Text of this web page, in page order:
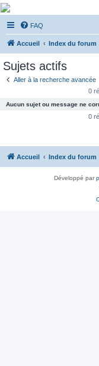
De Musicae
Forums
Forums de discussions
FAQ
Accueil Index du forum
Sujets actifs
Aller à la recherche avancée
0
Aucun sujet ou message ne
0
Accueil Index du forum
Développé par